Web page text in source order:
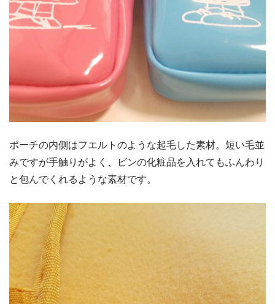
ポーチの内側はフエルトのような起毛した素材。短い毛並
みですが手触りがよく、ビンの化粧品を入れてもふんわり
と包んでくれるような素材です。